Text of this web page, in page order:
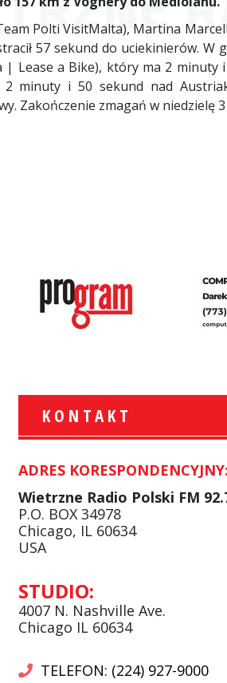
Polti VisitMalta), Martina
57 sekund do uciekinierów. W
| Lease a Bike), który ma 2 minuty
minuty i 50 sekund nad
Zakończenie zmagań w niedzielę
KONTAKT
ADRES KORESPONDENCYJNY:
Wietrzne Radio Polski FM
P.O. BOX 34978
Chicago, IL 60634
USA
STUDIO:
4007 N. Nashville Ave.
Chicago IL 60634
TELEFON: (224) 927-9000
Krzysztof
Komentator
facebook